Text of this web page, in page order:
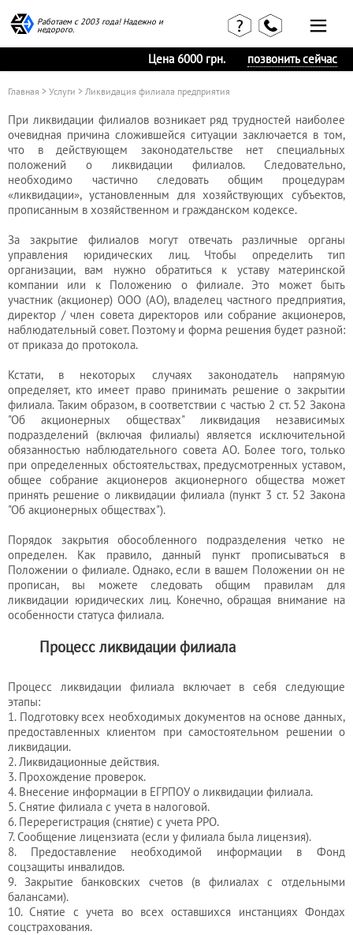
Работаем с 2003 года! Надежно и
недорого.
Цена 6000 грн. позвонить сейчас
Главная > Услуги > Ликвидация филиала предприятия
При ликвидации филиалов возникает ряд трудностей наиболее
очевидная причина сложившейся ситуации заключается в том,
что в действующем законодательстве нет специальных
положений о ликвидации филиалов. Следовательно,
необходимо частично следовать общим процедурам
«ликвидации», установленным для хозяйствующих субъектов,
прописанным в хозяйственном и гражданском кодексе.
За закрытие филиалов могут отвечать различные органы
управления юридических лиц. Чтобы определить тип
организации, вам нужно обратиться к уставу материнской
компании или к Положению о филиале. Это может быть
участник (акционер) ООО (АО), владелец частного предприятия,
директор / член совета директоров или собрание акционеров,
наблюдательный совет. Поэтому и форма решения будет разной:
от приказа до протокола.
Кстати, в некоторых случаях законодатель напрямую
определяет, кто имеет право принимать решение о закрытии
филиала. Таким образом, в соответствии с частью 2 ст. 52 Закона
"Об акционерных обществах" ликвидация независимых
подразделений (включая филиалы) является исключительной
обязанностью наблюдательного совета АО. Более того, только
при определенных обстоятельствах, предусмотренных уставом,
общее собрание акционеров акционерного общества может
принять решение о ликвидации филиала (пункт 3 ст. 52 Закона
"Об акционерных обществах").
Порядок закрытия обособленного подразделения четко не
определен. Как правило, данный пункт прописываться в
Положении о филиале. Однако, если в вашем Положении он не
прописан, вы можете следовать общим правилам для
ликвидации юридических лиц. Конечно, обращая внимание на
особенности статуса филиала.
Процесс ликвидации филиала
Процесс ликвидации филиала включает в себя следующие
этапы:
1. Подготовку всех необходимых документов на основе данных,
предоставленных клиентом при самостоятельном решении о
ликвидации.
2. Ликвидационные действия.
3. Прохождение проверок.
4. Внесение информации в ЕГРПОУ о ликвидации филиала.
5. Снятие филиала с учета в налоговой.
6. Перерегистрация (снятие) с учета РРО.
7. Сообщение лицензиата (если у филиала была лицензия).
8. Предоставление необходимой информации в Фонд
соцзащиты инвалидов.
9. Закрытие банковских счетов (в филиалах с отдельными
балансами).
10. Снятие с учета во всех оставшихся инстанциях Фондах
соцстрахования.
Главная
страница
Отзывы
клиентов
Контакты
Вакансии
Наши статьи
КВЭД в
деталях
Наши
консультации
Калькулятор
Миграционные
услуги
Услуги
бухгалтера
Услуги
юриста
Услуги
регистратора
Кадровый
Лицензии
и
разрешения